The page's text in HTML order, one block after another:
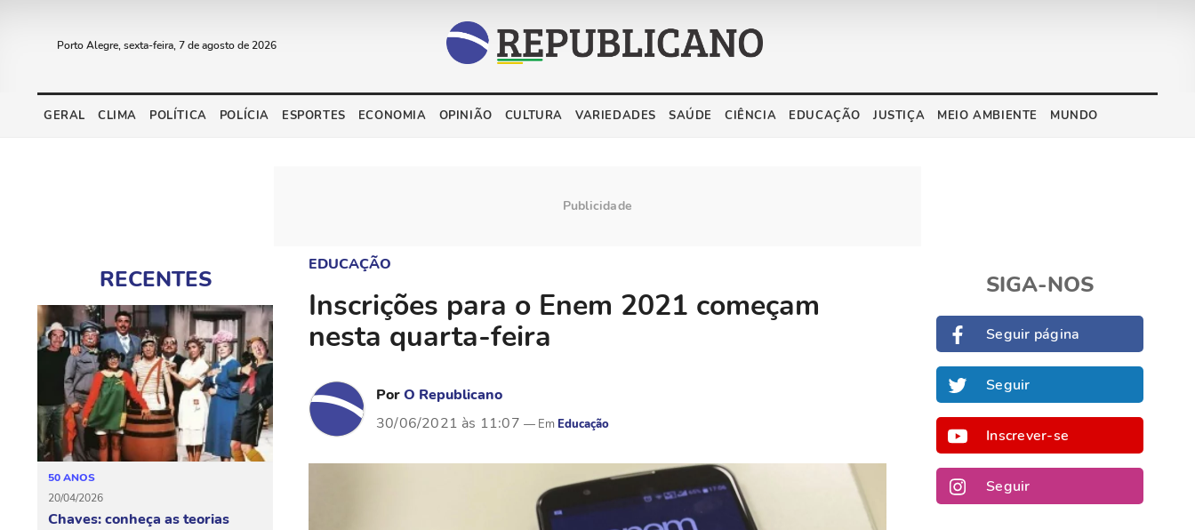
Porto Alegre, sexta-feira, 7 de agosto de 2026
GERAL CLIMA POLÍTICA POLÍCIA ESPORTES ECONOMIA OPINIÃO CULTURA VARIEDADES SAÚDE CIÊNCIA EDUCAÇÃO JUSTIÇA MEIO AMBIENTE MUNDO
RECENTES
50 ANOS
20/04/2026
Chaves: conheça as teorias
EDUCAÇÃO
Inscrições para o Enem 2021 começam
nesta quarta-feira
PorO Republicano
30/06/2021 às 11:07
Educação
SIGA-NOS
Seguir página
Seguir
Inscrever-se
Seguir